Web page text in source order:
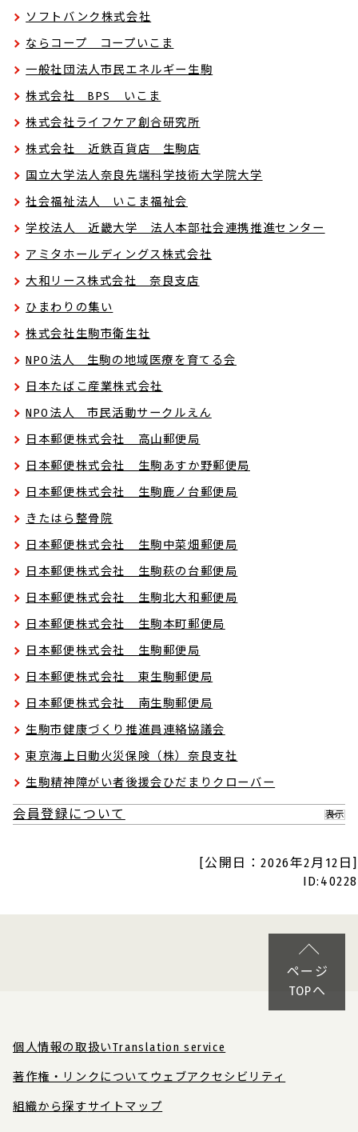
ソフトバンク株式会社
ならコープ コープいこま
一般社団法人市民エネルギー生駒
株式会社 BPS いこま
株式会社ライフケア創合研究所
株式会社 近鉄百貨店 生駒店
国立大学法人奈良先端科学技術大学院大学
社会福祉法人 いこま福祉会
学校法人 近畿大学 法人本部社会連携推進センター
アミタホールディングス株式会社
大和リース株式会社 奈良支店
ひまわりの集い
株式会社生駒市衛生社
NPO法人 生駒の地域医療を育てる会
日本たばこ産業株式会社
NPO法人 市民活動サークルえん
日本郵便株式会社 高山郵便局
日本郵便株式会社 生駒あすか野郵便局
日本郵便株式会社 生駒鹿ノ台郵便局
きたはら整骨院
日本郵便株式会社 生駒中菜畑郵便局
日本郵便株式会社 生駒萩の台郵便局
日本郵便株式会社 生駒北大和郵便局
日本郵便株式会社 生駒本町郵便局
日本郵便株式会社 生駒郵便局
日本郵便株式会社 東生駒郵便局
日本郵便株式会社 南生駒郵便局
生駒市健康づくり推進員連絡協議会
東京海上日動火災保険（株）奈良支社
生駒精神障がい者後援会ひだまりクローバー
会員登録について 表示
[公開日：2026年2月12日]
ID:40228
ページ
TOPへ
個人情報の取扱いTranslation service
著作権・リンクについて ウェブアクセシビリティ
組織から探すサイトマップ